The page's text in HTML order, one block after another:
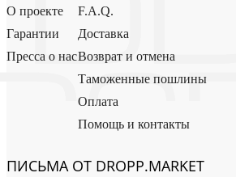
О проекте
Гарантии
Пресса о нас
F.A.Q.
Доставка
Возврат и отмена
Таможенные пошлины
Оплата
Помощь и контакты
ПИСЬМА ОТ DROPP.MARKET